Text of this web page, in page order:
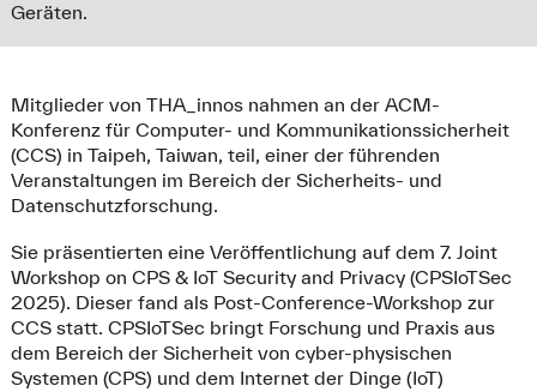
Geräten.
Mitglieder von THA_innos nahmen an der ACM-
Konferenz für Computer- und Kommunikationssicherheit
(CCS) in Taipeh, Taiwan, teil, einer der führenden
Veranstaltungen im Bereich der Sicherheits- und
Datenschutzforschung.
Sie präsentierten eine Veröffentlichung auf dem 7. Joint
Workshop on CPS & IoT Security and Privacy (CPSIoTSec
2025). Dieser fand als Post-Conference-Workshop zur
CCS statt. CPSIoTSec bringt Forschung und Praxis aus
dem Bereich der Sicherheit von cyber-physischen
Systemen (CPS) und dem Internet der Dinge (IoT)